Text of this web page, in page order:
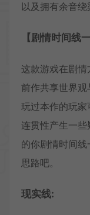
以及拥有余音
【剧情时间线
这款游戏在剧
前作共享世界
玩过本作的玩
连贯性产生一
的你剧情时间
思路吧。
现实线: